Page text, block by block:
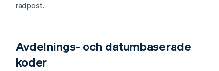
radpost.
Avdelnings- och datumbaserade
koder